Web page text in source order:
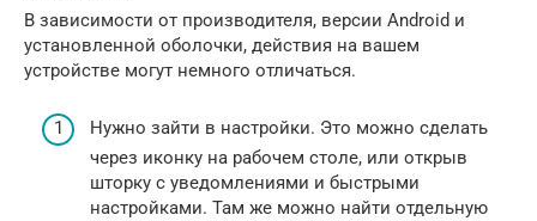
В зависимости от производителя, версии Android и
установленной оболочки, действия на вашем
устройстве могут немного отличаться.
Нужно зайти в настройки. Это можно сделать
через иконку на рабочем столе, или открыв
шторку с уведомлениями и быстрыми
настройками. Там же можно найти отдельную